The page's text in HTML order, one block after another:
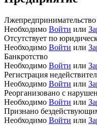
Лжепредпринимательство
Необходимо Войти или
Отсутствует по
Необходимо Войти или
Банкротство
Необходимо Войти или
Регистрация
Необходимо Войти или
Реорганизовано с
Необходимо Войти или
Признано
Необходимо Войти или